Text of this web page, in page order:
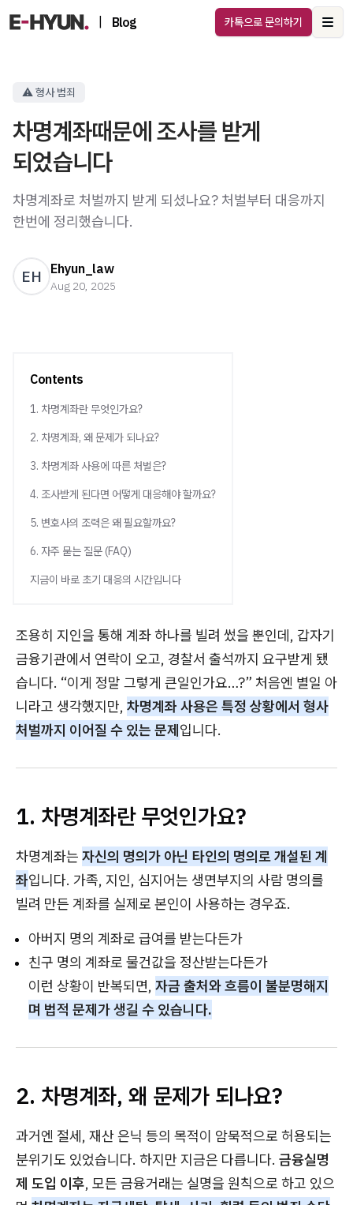
Blog 카톡으로 문의하기
⚠️ 형사 범죄
차명계좌때문에 조사를 받게
되었습니다
차명계좌로 처벌까지 받게 되셨나요? 처벌부터 대응까지
한번에 정리했습니다.
EH Ehyun_law
Aug 20, 2025
Contents
1. 차명계좌란 무엇인가요?
2. 차명계좌, 왜 문제가 되나요?
3. 차명계좌 사용에 따른 처벌은?
4. 조사받게 된다면 어떻게 대응해야 할까요?
5. 변호사의 조력은 왜 필요할까요?
6. 자주 묻는 질문 (FAQ)
지금이 바로 초기 대응의 시간입니다
조용히 지인을 통해 계좌 하나를 빌려 썼을 뿐인데, 갑자기
금융기관에서 연락이 오고, 경찰서 출석까지 요구받게 됐
습니다. “이게 정말 그렇게 큰일인가요…?” 처음엔 별일 아
니라고 생각했지만, 차명계좌 사용은 특정 상황에서 형사
처벌까지 이어질 수 있는 문제입니다.
1. 차명계좌란 무엇인가요?
차명계좌는 자신의 명의가 아닌 타인의 명의로 개설된 계
좌입니다. 가족, 지인, 심지어는 생면부지의 사람 명의를
빌려 만든 계좌를 실제로 본인이 사용하는 경우죠.
아버지 명의 계좌로 급여를 받는다든가
친구 명의 계좌로 물건값을 정산받는다든가
이런 상황이 반복되면, 자금 출처와 흐름이 불분명해지
며 법적 문제가 생길 수 있습니다.
2. 차명계좌, 왜 문제가 되나요?
과거엔 절세, 재산 은닉 등의 목적이 암묵적으로 허용되는
분위기도 있었습니다. 하지만 지금은 다릅니다. 금융실명
제 도입 이후, 모든 금융거래는 실명을 원칙으로 하고 있으